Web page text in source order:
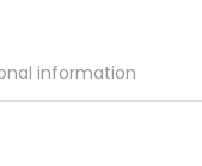
information